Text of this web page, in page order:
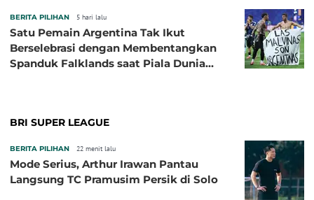
BERITA PILIHAN 5 hari lalu
Satu Pemain Argentina Tak Ikut
Berselebrasi dengan Membentangkan
Spanduk Falklands saat Piala Dunia
BRI SUPER LEAGUE
BERITA PILIHAN 22 menit lalu
Mode Serius, Arthur Irawan Pantau
Langsung TC Pramusim Persik di Solo